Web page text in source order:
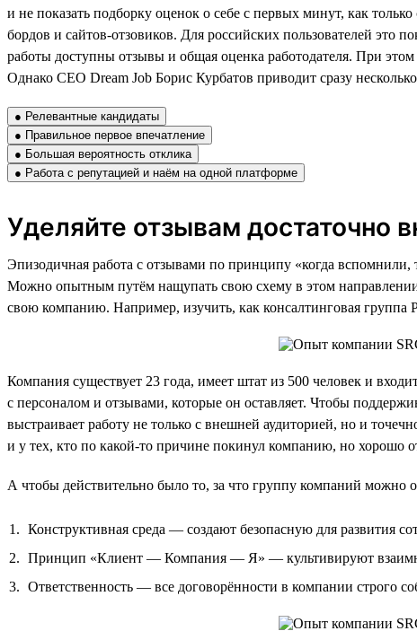
и не показать подборку оценок о себе с первых минут, как
бордов и сайтов-отзовиков. Для российских пользователей это
работы доступны отзывы и общая оценка работодателя. При
Однако CEO Dream Job Борис Курбатов приводит сразу
● Релевантные кандидаты
● Правильное первое впечатление
● Большая вероятность отклика
● Работа с репутацией и наём на одной платформе
Уделяйте отзывам достаточно
Эпизодичная работа с отзывами по принципу «когда
Можно опытным путём нащупать свою схему в этом
свою компанию. Например, изучить, как консалтинговая группа
Компания существует 23 года, имеет штат из 500 человек и
с персоналом и отзывами, которые он оставляет. Чтобы
выстраивает работу не только с внешней аудиторией, но и
и у тех, кто по какой-то причине покинул компанию, но хорошо
А чтобы действительно было то, за что группу компаний можно
Конструктивная среда — создают безопасную для развития
Принцип «Клиент — Компания — Я» — культивируют
Ответственность — все договорённости в компании строго